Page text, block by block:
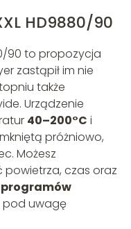
HD9880/90
90 to propozycja
zastąpił im nie
także
Urządzenie
40–200°C i
próżniowo,
Możesz
czas oraz
programów
pod uwagę